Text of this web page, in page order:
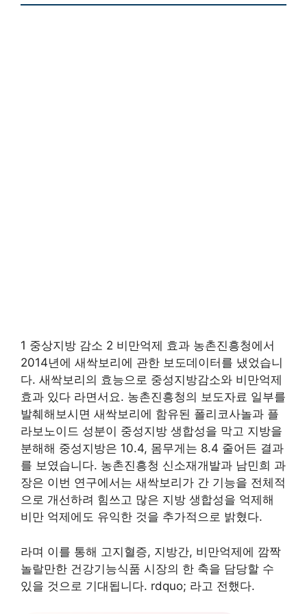
1 중상지방 감소 2 비만억제 효과 농촌진흥청에서
2014년에 새싹보리에 관한 보도데이터를 냈었습니
다. 새싹보리의 효능으로 중성지방감소와 비만억제
효과 있다 라면서요. 농촌진흥청의 보도자료 일부를
발췌해보시면 새싹보리에 함유된 폴리코사놀과 플
라보노이드 성분이 중성지방 생합성을 막고 지방을
분해해 중성지방은 10.4, 몸무게는 8.4 줄어든 결과
를 보였습니다. 농촌진흥청 신소재개발과 남민희 과
장은 이번 연구에서는 새싹보리가 간 기능을 전체적
으로 개선하려 힘쓰고 많은 지방 생합성을 억제해
비만 억제에도 유익한 것을 추가적으로 밝혔다.
라며 이를 통해 고지혈증, 지방간, 비만억제에 깜짝
놀랄만한 건강기능식품 시장의 한 축을 담당할 수
있을 것으로 기대됩니다. rdquo; 라고 전했다.